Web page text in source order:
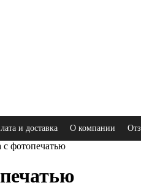
и доставка О компании
фотопечатью